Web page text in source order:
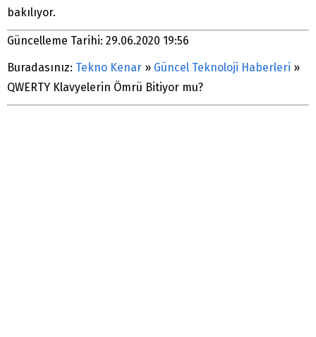
bakılıyor.
Güncelleme Tarihi: 29.06.2020 19:56
Buradasınız: Tekno Kenar » Güncel Teknoloji Haberleri »
QWERTY Klavyelerin Ömrü Bitiyor mu?